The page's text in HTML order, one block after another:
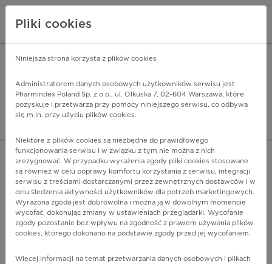
Pharmindex - lider
ZALOGUJ SIĘ
POKAŻ FILTRY
Pharmindex
Pliki cookies
Niniejsza strona korzysta z plików cookies
Administratorem danych osobowych użytkowników serwisu jest
Pharmindex Poland Sp. z o.o., ul. Olkuska 7, 02-604 Warszawa, które
pozyskuje i przetwarza przy pomocy niniejszego serwisu, co odbywa
się m.in. przy użyciu plików cookies.
Niektóre z plików cookies są niezbędne do prawidłowego
funkcjonowania serwisu i w związku z tym nie można z nich
zrezygnować. W przypadku wyrażenia zgody pliki cookies stosowane
są również w celu poprawy komfortu korzystania z serwisu, integracji
serwisu z treściami dostarczanymi przez zewnętrznych dostawców i w
celu śledzenia aktywności użytkowników dla potrzeb marketingowych.
Wyrażona zgoda jest dobrowolna i można ją w dowolnym momencie
wycofać, dokonując zmiany w ustawieniach przeglądarki. Wycofanie
zgody pozostanie bez wpływu na zgodność z prawem używania plików
cookies, którego dokonano na podstawie zgody przed jej wycofaniem.
Więcej informacji na temat przetwarzania danych osobowych i plikach
ZA DARMO - w Google Play INSTALUJ